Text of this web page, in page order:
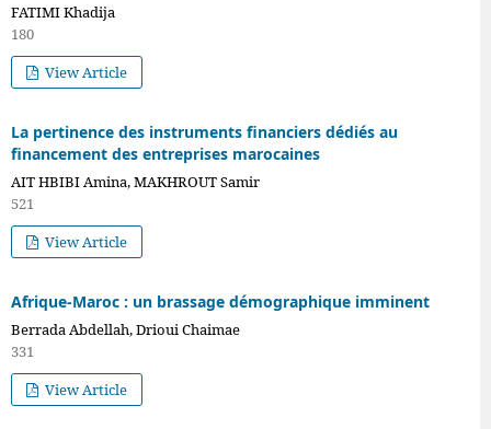
FATIMI Khadija
180
View Article
La pertinence des instruments financiers dédiés au
financement des entreprises marocaines
AIT HBIBI Amina, MAKHROUT Samir
521
View Article
Afrique-Maroc : un brassage démographique imminent
Berrada Abdellah, Drioui Chaimae
331
View Article